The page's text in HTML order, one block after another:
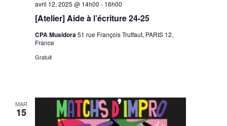
[Atelier] Aide à l’écriture 24-25
avril 12, 2025 @ 14h00 - 16h00
CPA Musidora51 rue François Truffaut, PARIS 12,
France
Gratuit
MAR
15